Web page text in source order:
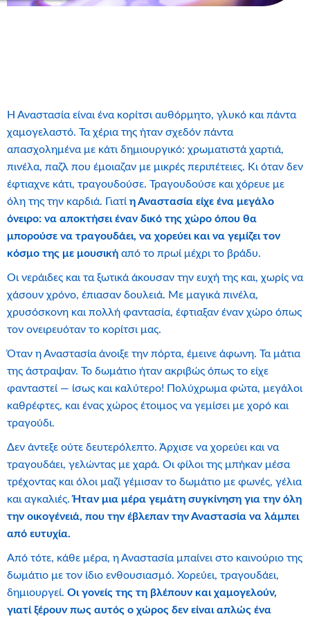
Η Αναστασία είναι ένα κορίτσι αυθόρμητο, γλυκό και πάντα
χαμογελαστό. Τα χέρια της ήταν σχεδόν πάντα
απασχολημένα με κάτι δημιουργικό: χρωματιστά χαρτιά,
πινέλα, παζλ που έμοιαζαν με μικρές περιπέτειες. Κι όταν δεν
έφτιαχνε κάτι, τραγουδούσε. Τραγουδούσε και χόρευε με
όλη της την καρδιά. Γιατίη Αναστασία είχε ένα μεγάλο
όνειρο: να αποκτήσει έναν δικό της χώρο όπου θα
μπορούσε να τραγουδάει, να χορεύει και να γεμίζει τον
κόσμο της με μουσική από το πρωί μέχρι το βράδυ.
Οι νεράιδες και τα ξωτικά άκουσαν την ευχή της και, χωρίς να
χάσουν χρόνο, έπιασαν δουλειά. Με μαγικά πινέλα,
χρυσόσκονη και πολλή φαντασία, έφτιαξαν έναν χώρο όπως
τον ονειρευόταν το κορίτσι μας.
Όταν η Αναστασία άνοιξε την πόρτα, έμεινε άφωνη. Τα μάτια
της άστραψαν. Το δωμάτιο ήταν ακριβώς όπως το είχε
φανταστεί — ίσως και καλύτερο! Πολύχρωμα φώτα, μεγάλοι
καθρέφτες, και ένας χώρος έτοιμος να γεμίσει με χορό και
τραγούδι.
Δεν άντεξε ούτε δευτερόλεπτο. Άρχισε να χορεύει και να
τραγουδάει, γελώντας με χαρά. Οι φίλοι της μπήκαν μέσα
τρέχοντας και όλοι μαζί γέμισαν το δωμάτιο με φωνές, γέλια
και αγκαλιές.Ήταν μια μέρα γεμάτη συγκίνηση για την όλη
την οικογένειά, που την έβλεπαν την Αναστασία να λάμπει
από ευτυχία.
Από τότε, κάθε μέρα, η Αναστασία μπαίνει στο καινούριο της
δωμάτιο με τον ίδιο ενθουσιασμό. Χορεύει, τραγουδάει,
δημιουργεί. Οι γονείς της τη βλέπουν και χαμογελούν,
γιατί ξέρουν πως αυτός ο χώρος δεν είναι απλώς ένα